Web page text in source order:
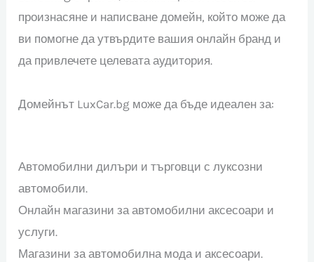
произнасяне и написване домейн, който може да
ви помогне да утвърдите вашия онлайн бранд и
да привлечете целевата аудитория.
Домейнът LuxCar.bg може да бъде идеален за:
Автомобилни дилъри и търговци с луксозни
автомобили.
Онлайн магазини за автомобилни аксесоари и
услуги.
Магазини за автомобилна мода и аксесоари.